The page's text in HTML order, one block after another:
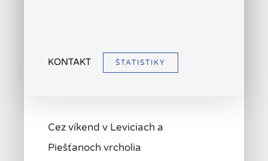
KONTAKT ŠTATISTIKY
Cez víkend v Leviciach a
Piešťanoch vrcholia